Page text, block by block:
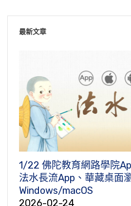
最新文章
1/22 佛陀教育網路學院
法水長流App、華藏桌面
Windows/macOS
2026-02-24